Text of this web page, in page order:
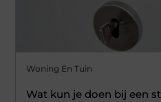
Woning En Tuin
Wat kun je doen bij een